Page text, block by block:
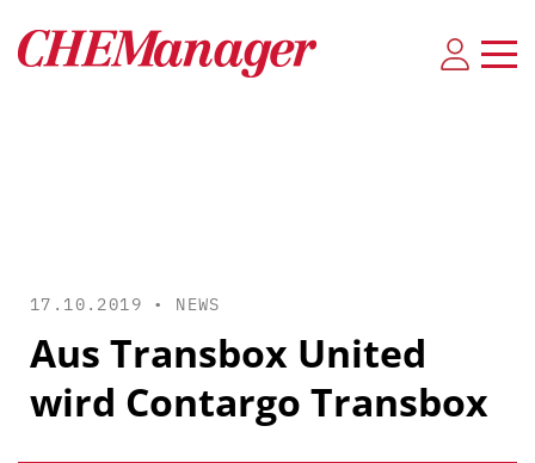
17.10.2019 • NEWS
Aus Transbox United
wird Contargo Transbox